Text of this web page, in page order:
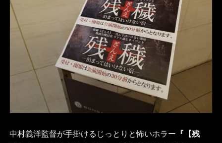
中村義洋監督が手掛けるじっとりと怖いホラー 『【残